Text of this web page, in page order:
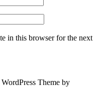
in this browser for the next
Theme by